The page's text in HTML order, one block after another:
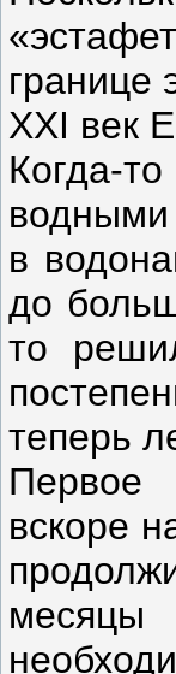
границе
XXI век
Когда-
водными
в
до
то
теперь
Первое
вскоре
месяцы